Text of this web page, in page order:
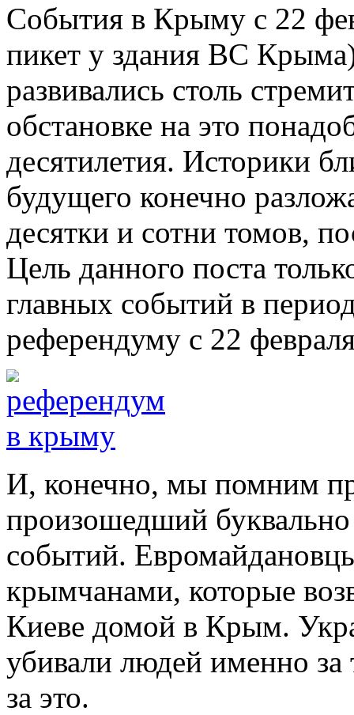
События в Крыму с 22
пикет у здания ВС
развивались столь
обстановке на это
десятилетия. Историки
будущего конечно
десятки и сотни томов,
Цель данного поста
главных событий в
референдуму с 22
И, конечно, мы помним
произошедший
событий.
крымчанами, которые
Киеве домой в Крым.
убивали людей именно
за это.